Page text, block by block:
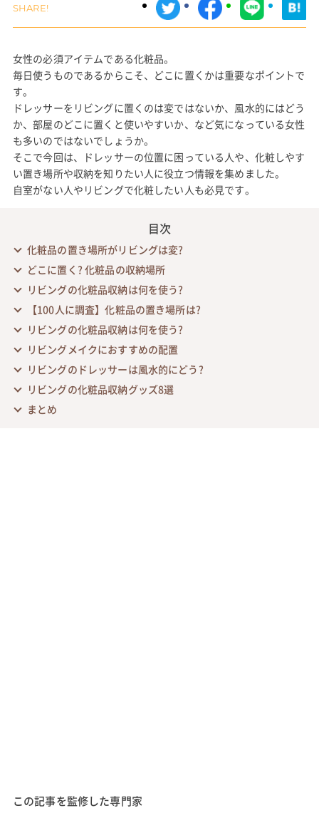
女性の必須アイテムである化粧品。
毎日使うものであるからこそ、どこに置くかは重要なポイントで
す。
ドレッサーをリビングに置くのは変ではないか、風水的にはどう
か、部屋のどこに置くと使いやすいか、など気になっている女性
も多いのではないでしょうか。
そこで今回は、ドレッサーの位置に困っている人や、化粧しやす
い置き場所や収納を知りたい人に役立つ情報を集めました。
自室がない人やリビングで化粧したい人も必見です。
目次
化粧品の置き場所がリビングは変?
どこに置く? 化粧品の収納場所
リビングの化粧品収納は何を使う?
【100人に調査】化粧品の置き場所は?
リビングの化粧品収納は何を使う?
リビングメイクにおすすめの配置
リビングのドレッサーは風水的にどう?
リビングの化粧品収納グッズ8選
まとめ
この記事を監修した専門家